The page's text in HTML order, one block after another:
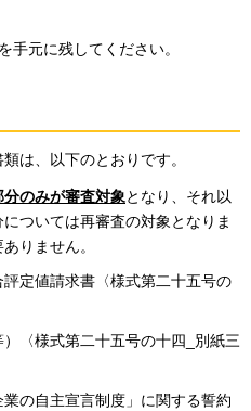
手元に残してください。
は、以下のとおりです。
のみが審査対象となり、それ以
ついては再審査の対象となりま
りません。
定値請求書〈様式第二十五号の
〈様式第二十五号の十四_別紙三
業の自主宣言制度」に関する誓約